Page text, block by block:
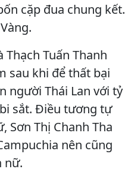
cặp đua chung kết.
Thạch Tuấn Thanh
sau khi để thất bại
người Thái Lan với tỷ
sắt. Điều tương tự
Sơn Thị Chanh Tha
nên cũng
nữ.